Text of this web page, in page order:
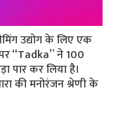
उद्योग के लिए एक
“Tadka” ने 100
पार कर लिया है।
की मनोरंजन श्रेणी के